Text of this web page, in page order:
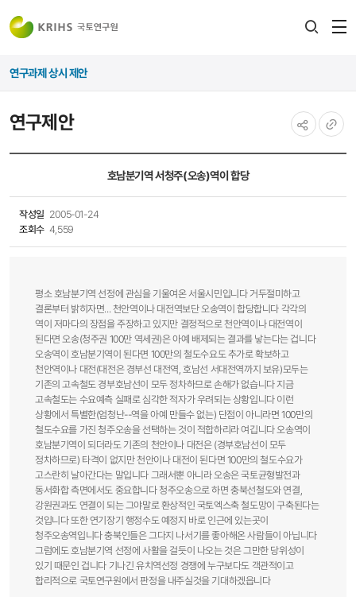
연구제안
연구과제 상시 제안
호남분기역 서청주(오송)역이 합당
작성일 2005-01-24
조회수 4,559
평소 호남분기역 선정에 관심을 기울여온 서울시민입니다 거두절미하고
결론부터 밝히자면... 천안역이나 대전역보단 오송역이 합당합니다 각각의
역이 저마다의 장점을 주장하고 있지만 결정적으로 천안역이나 대전역이
된다면 오송(청주권 100만 역세권)은 아예 배제되는 결과를 낳는다는 겁니다
오송역이 호남분기역이 된다면 100만의 철도수요도 추가로 확보하고
천안역이나 대전(대전은 경부선 대전역, 호남선 서대전역까지 보유)모두는
기존의 고속철도 경부호남선이 모두 정차하므로 손해가 없습니다 지금
고속철도는 수요예측 실패로 심각한 적자가 우려되는 상황입니다 이런
상황에서 특별한(엄청난--역을 아예 만들수 없는) 단점이 아니라면 100만의
철도수요를 가진 청주오송을 선택하는 것이 적합하리라 여깁니다 오송역이
호남분기역이 되더라도 기존의 천안이나 대전은 (경부호남선이 모두
정차하므로) 타격이 없지만 천안이나 대전이 된다면 100만의 철도수요가
고스란히 날아간다는 말입니다 그래서뿐 아니라 오송은 국토균형발전과
동서화합 측면에서도 중요합니다 청주오송으로 하면 충북선철도와 연결,
강원권과도 연결이 되는 그야말로 환상적인 국토엑스축 철도망이 구축된다는
것입니다 또한 연기장기 행정수도 예정지 바로 인근에 있는곳이
청주오송역입니다 충북인들은 그다지 나서기를 좋아해온 사람들이 아닙니다
그럼에도 호남분기역 선정에 사활을 걸듯이 나오는 것은 그만한 당위성이
있기 때문인 겁니다 기나긴 유치역선정 경쟁에 누구보다도 객관적이고
합리적으로 국토연구원에서 판정을 내주실것을 기대하겠읍니다